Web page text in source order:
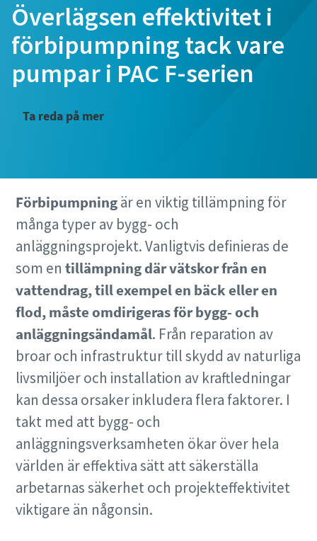
Överlägsen effektivitet i
förbipumpning tack vare
pumpar i PAC F-serien
Ta reda på mer
Förbipumpningär en viktig tillämpning för
många typer av bygg- och
anläggningsprojekt. Vanligtvis definieras de
som en tillämpning där vätskor från en
vattendrag, till exempel en bäck eller en
flod, måste omdirigeras för bygg- och
anläggningsändamål. Från reparation av
broar och infrastruktur till skydd av naturliga
livsmiljöer och installation av kraftledningar
kan dessa orsaker inkludera flera faktorer. I
takt med att bygg- och
anläggningsverksamheten ökar över hela
världen är effektiva sätt att säkerställa
arbetarnas säkerhet och projekteffektivitet
viktigare än någonsin.